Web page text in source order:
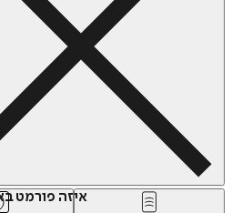
איזה פורמט בא לך?